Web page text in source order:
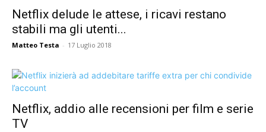
Netflix delude le attese, i ricavi restano
stabili ma gli utenti...
Matteo Testa - 17 Luglio 2018
Netflix, addio alle recensioni per film e serie
TV